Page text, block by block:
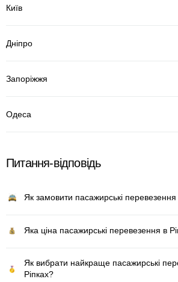
Київ
Дніпро
Запоріжжя
Одеса
Питання-відповідь
Як замовити пасажирські перевезення
Яка ціна пасажирські перевезення в
Як вибрати найкраще пасажирські
Ріпках?